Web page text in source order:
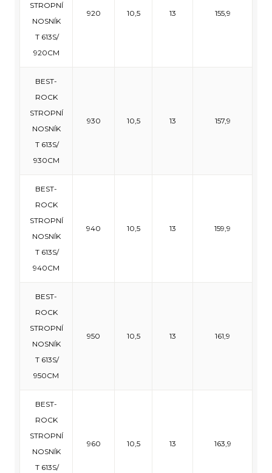
STROPNÍ
NOSNÍK
T 613S/
920CM
920 10,5 13 155,9
BEST-
ROCK
STROPNÍ
NOSNÍK
T 613S/
930CM
930 10,5 13 157,9
BEST-
ROCK
STROPNÍ
NOSNÍK
T 613S/
940CM
940 10,5 13 159,9
BEST-
ROCK
STROPNÍ
NOSNÍK
T 613S/
950CM
950 10,5 13 161,9
BEST-
ROCK
STROPNÍ
NOSNÍK
T 613S/
960 10,5 13 163,9